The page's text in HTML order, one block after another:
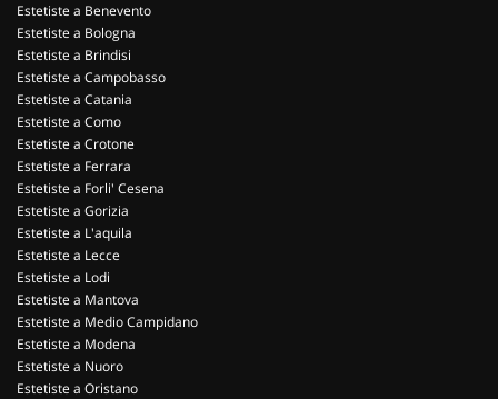
Estetiste a Benevento
Estetiste a Bologna
Estetiste a Brindisi
Estetiste a Campobasso
Estetiste a Catania
Estetiste a Como
Estetiste a Crotone
Estetiste a Ferrara
Estetiste a Forli' Cesena
Estetiste a Gorizia
Estetiste a L'aquila
Estetiste a Lecce
Estetiste a Lodi
Estetiste a Mantova
Estetiste a Medio Campidano
Estetiste a Modena
Estetiste a Nuoro
Estetiste a Oristano